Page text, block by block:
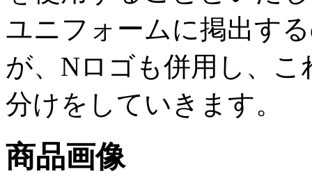
ユニフォームに掲出す
が、Nロゴも併用し、
分けをしていきます。
商品画像